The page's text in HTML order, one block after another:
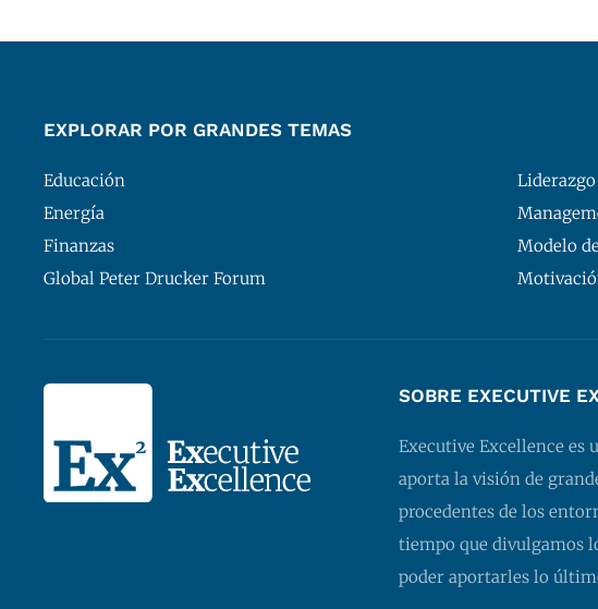
EXPLORAR POR GRANDES TEMAS
Educación
Energía
Finanzas
Global Peter Drucker Forum
Liderazgo
Modelo
SOBRE EXECUTIVE
Executive Excellence es
aporta la visión de
procedentes de los
tiempo que divulgamos
poder aportarles lo